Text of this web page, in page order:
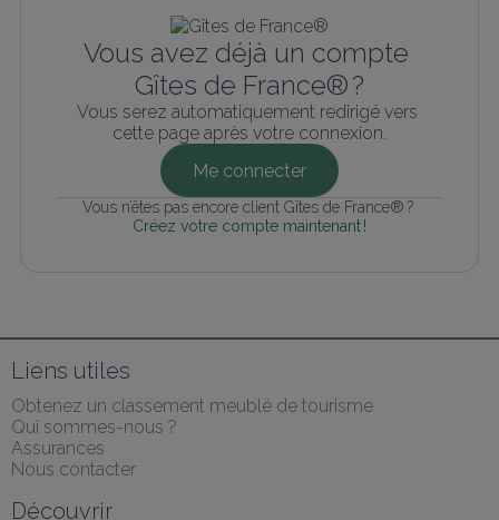
Vous avez déjà un compte
Gîtes de France® ?
Vous serez automatiquement redirigé vers
cette page après votre connexion.
Me connecter
Vous n’êtes pas encore client Gîtes de France® ?
Créez votre compte maintenant !
Liens utiles
Obtenez un classement meublé de tourisme
Qui sommes-nous ?
Assurances
Nous contacter
Découvrir